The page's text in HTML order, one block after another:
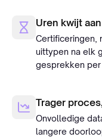
Uren kwijt
Certificeringen,
uittypen na elk
gesprekken per
Trager
Onvolledige
langere